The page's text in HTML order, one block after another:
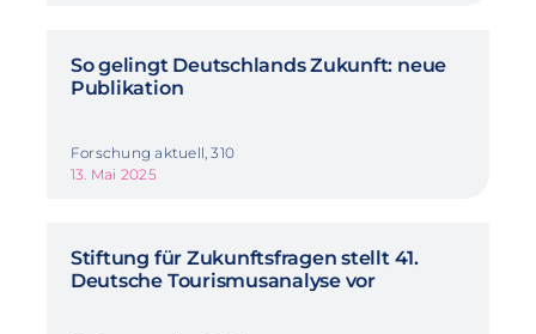
So gelingt Deutschlands Zukunft: neue
Publikation
Forschung aktuell, 310
13. Mai 2025
Stiftung für Zukunftsfragen stellt 41.
Deutsche Tourismusanalyse vor